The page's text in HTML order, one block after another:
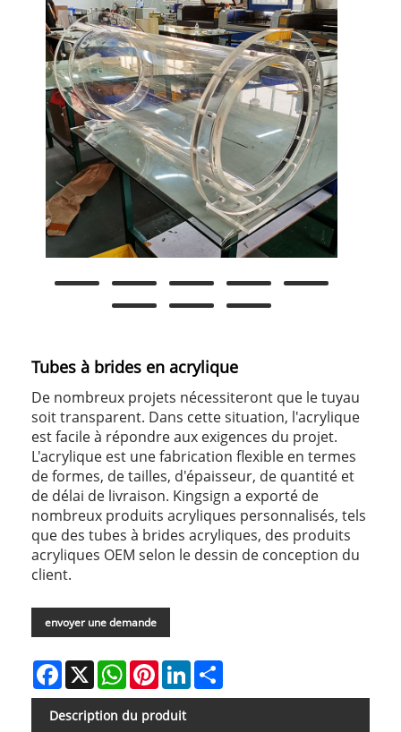
Tubes à brides en acrylique
De nombreux projets nécessiteront que le tuyau
soit transparent. Dans cette situation, l'acrylique
est facile à répondre aux exigences du projet.
L'acrylique est une fabrication flexible en termes
de formes, de tailles, d'épaisseur, de quantité et
de délai de livraison. Kingsign a exporté de
nombreux produits acryliques personnalisés, tels
que des tubes à brides acryliques, des produits
acryliques OEM selon le dessin de conception du
client.
envoyer une demande
Facebook
X WhatsAppPinterestLinkedIn
Description du produit